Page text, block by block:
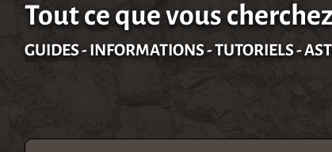
Tout ce que vous
GUIDES - INFORMATIONS - TUTORIELS -